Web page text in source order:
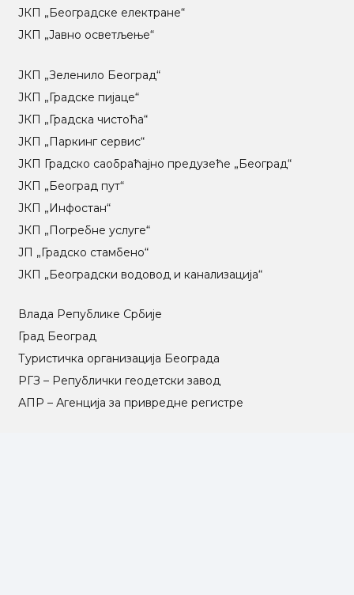
ЈКП „Београдске електране“
ЈКП „Јавно осветљење“
ЈКП „Зеленило Београд“
ЈКП „Градске пијаце“
ЈКП „Градска чистоћа“
ЈКП „Паркинг сервис“
ЈКП Градско саобраћајно предузеће „Београд“
ЈКП „Београд пут“
ЈКП „Инфостан“
ЈКП „Погребне услуге“
ЈП „Градско стамбено“
ЈКП „Београдски водовод и канализација“
Влада Републике Србије
Град Београд
Туристичка организација Београда
РГЗ – Републички геодетски завод
АПР – Агенција за привредне регистре